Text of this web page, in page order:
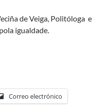
de Veiga, Politóloga e
igualdade.
Correo electrónico